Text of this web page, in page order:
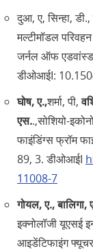
दुआ, ए, सिन्हा,
मल्टीमॉडल
जर्नल ऑफ
डीओआईI:
घोष, ए.,शर्मा, पी,
एस..,सोशियो-
फाइंडिंग्स फ्रॉम
89, 3. डीओआईI
11008-7
गोयल, ए.,
इक्नोलॉजी यूएसई
आइडेंटिफाइंग फ्यूचर